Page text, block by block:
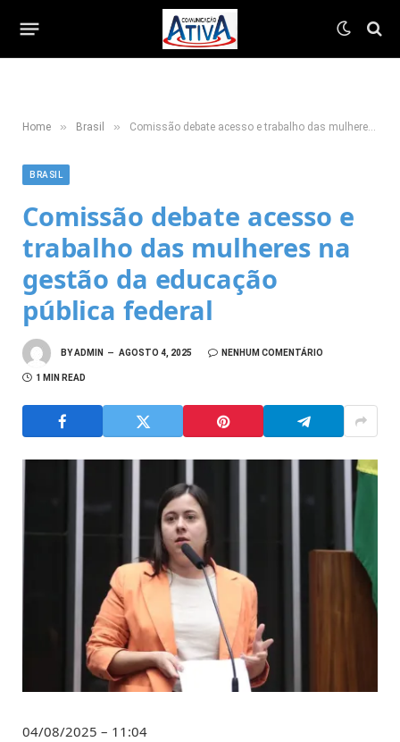
Home » Brasil » Comissão debate acesso e trabalho das mulheres na gestão da educação pública federal
BRASIL
Comissão debate acesso e
trabalho das mulheres na
gestão da educação
pública federal
BYADMIN AGOSTO 4, 2025 NENHUM COMENTÁRIO
1 MIN READ
04/08/2025 – 11:04